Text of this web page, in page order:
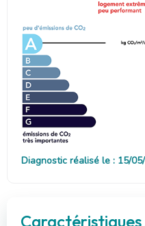
Diagnostic réalisé le : 15/